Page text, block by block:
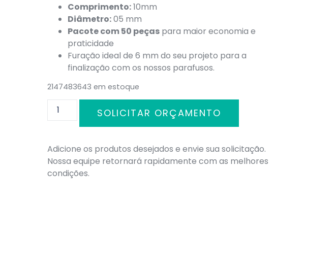
Comprimento:10mm
Diâmetro:05 mm
Pacote com 50 peças para maior economia e
praticidade
Furação ideal de 6 mm do seu projeto para a
finalização com os nossos parafusos.
2147483643 em estoque
SOLICITAR ORÇAMENTO
Adicione os produtos desejados e envie sua solicitação.
Nossa equipe retornará rapidamente com as melhores
condições.